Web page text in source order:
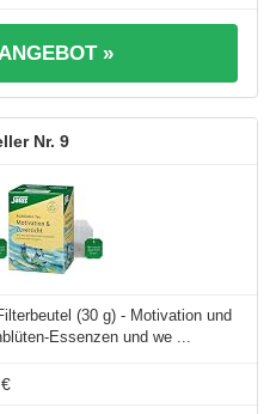
»
9
(30 g) - Motivation und
Essenzen und we ...